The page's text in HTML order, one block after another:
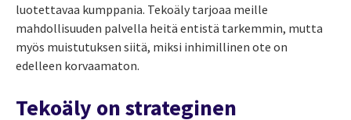
luotettavaa kumppania. Tekoäly tarjoaa meille
mahdollisuuden palvella heitä entistä tarkemmin, mutta
myös muistutuksen siitä, miksi inhimillinen ote on
edelleen korvaamaton.
Tekoäly on strateginen